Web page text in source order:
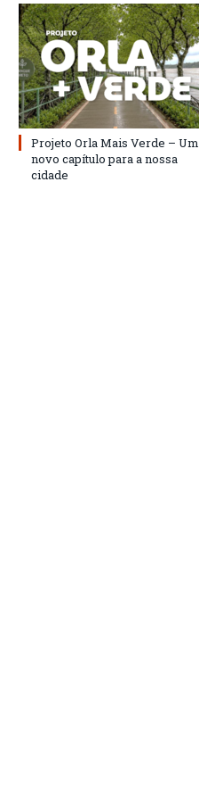
Projeto Orla Mais Verde – Um
novo capítulo para a nossa
cidade